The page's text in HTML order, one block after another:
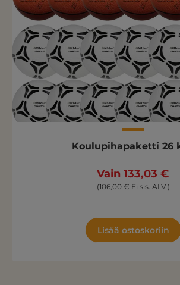
Koulupihapaketti 26
Vain 133,03 €
(106,00 € Ei sis. ALV )
Lisää ostoskoriin